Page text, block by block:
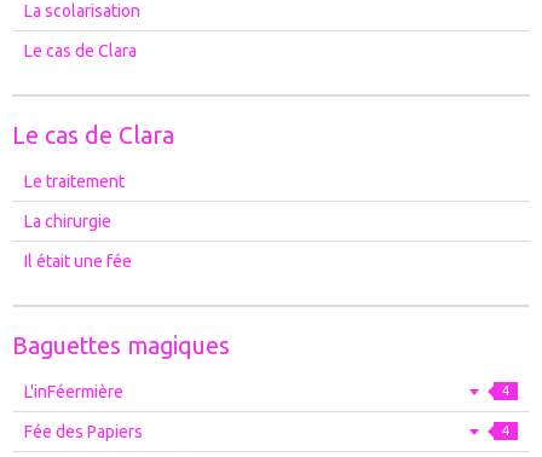
La scolarisation
Le cas de Clara
Le cas de Clara
Le traitement
La chirurgie
Il était une fée
Baguettes magiques
L'inFéermière 4
Fée des Papiers 4